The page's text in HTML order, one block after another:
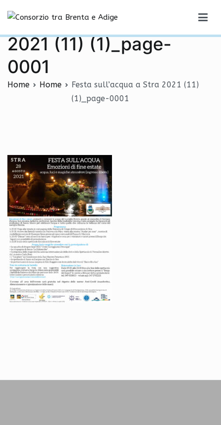
contenuto
Festa sull’acqua a Stra
2021 (11) (1)_page-
0001
Home Home
Festa sull’acqua a Stra 2021 (11)
(1)_page-0001